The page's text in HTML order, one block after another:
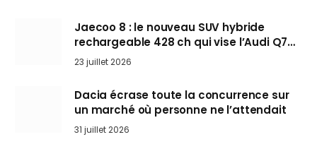
Jaecoo 8 : le nouveau SUV hybride
rechargeable 428 ch qui vise l’Audi Q7
arrive en Europe cet automne
23 juillet 2026
Dacia écrase toute la concurrence sur
un marché où personne ne l’attendait
31 juillet 2026